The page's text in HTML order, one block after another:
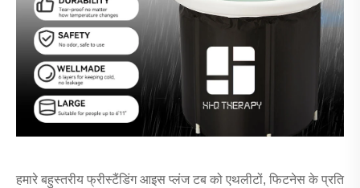
हमारे बहुस्तरीय फ्रीस्टैंडिंग आइस प्लंज टब को एथलीटों, फिटनेस के प्रति